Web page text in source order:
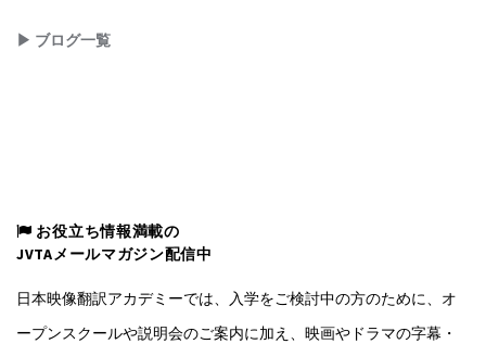
▶ ブログ一覧
お役立ち情報満載の
JVTAメールマガジン配信中
日本映像翻訳アカデミーでは、入学をご検討中の方のために、オ
ープンスクールや説明会のご案内に加え、映画やドラマの字幕・